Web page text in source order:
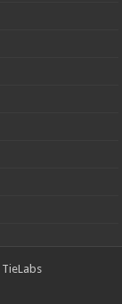
TieLabs